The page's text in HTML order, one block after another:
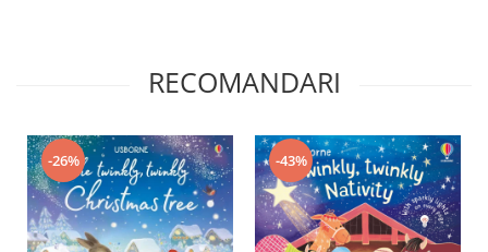
RECOMANDARI
-26% -43%